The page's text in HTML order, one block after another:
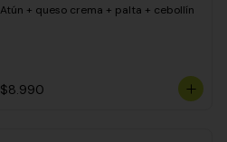
Atún + queso crema + palta + cebollín
$8.990